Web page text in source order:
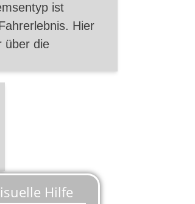
ist
Hier
über die